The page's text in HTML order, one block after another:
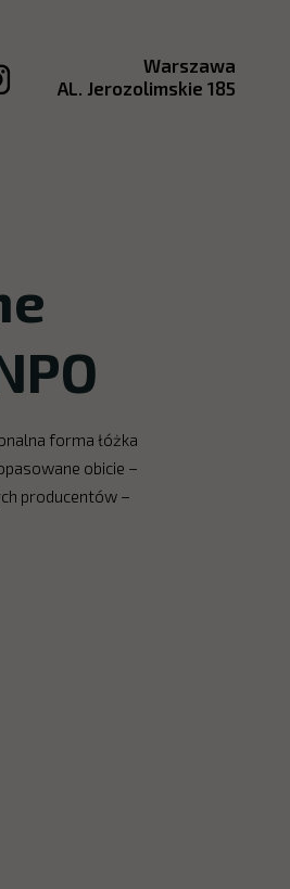
Warszawa
AL. Jerozolimskie 185
forma łóżka
obicie –
producentów –